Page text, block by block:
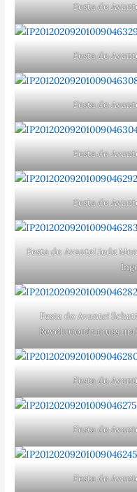
Festa do
Festa do
Festa do
Festa do
Festa do
Festa do Avante! Jede
Festa do Avante!
Revolutionär muss
Festa do
Festa do
Festa do